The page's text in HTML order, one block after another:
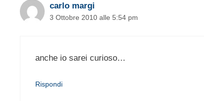
carlo margi
3 Ottobre 2010 alle 5:54 pm
anche io sarei curioso…
Rispondi